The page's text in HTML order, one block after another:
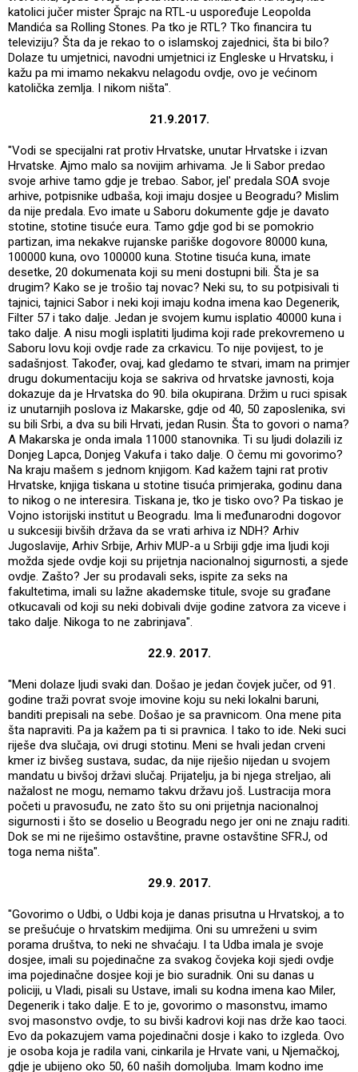
katolici jučer mister Šprajc na RTL-u uspoređuje Leopolda
Mandića sa Rolling Stones. Pa tko je RTL? Tko financira tu
televiziju? Šta da je rekao to o islamskoj zajednici, šta bi bilo?
Dolaze tu umjetnici, navodni umjetnici iz Engleske u Hrvatsku, i
kažu pa mi imamo nekakvu nelagodu ovdje, ovo je većinom
katolička zemlja. I nikom ništa".
21.9.2017.
"Vodi se specijalni rat protiv Hrvatske, unutar Hrvatske i izvan
Hrvatske. Ajmo malo sa novijim arhivama. Je li Sabor predao
svoje arhive tamo gdje je trebao. Sabor, jel' predala SOA svoje
arhive, potpisnike udbaša, koji imaju dosjee u Beogradu? Mislim
da nije predala. Evo imate u Saboru dokumente gdje je davato
stotine, stotine tisuće eura. Tamo gdje god bi se pomokrio
partizan, ima nekakve rujanske pariške dogovore 80000 kuna,
100000 kuna, ovo 100000 kuna. Stotine tisuća kuna, imate
desetke, 20 dokumenata koji su meni dostupni bili. Šta je sa
drugim? Kako se je trošio taj novac? Neki su, to su potpisivali ti
tajnici, tajnici Sabor i neki koji imaju kodna imena kao Degenerik,
Filter 57 i tako dalje. Jedan je svojem kumu isplatio 40000 kuna i
tako dalje. A nisu mogli isplatiti ljudima koji rade prekovremeno u
Saboru lovu koji ovdje rade za crkavicu. To nije povijest, to je
sadašnjost. Također, ovaj, kad gledamo te stvari, imam na primjer
drugu dokumentaciju koja se sakriva od hrvatske javnosti, koja
dokazuje da je Hrvatska do 90. bila okupirana. Držim u ruci spisak
iz unutarnjih poslova iz Makarske, gdje od 40, 50 zaposlenika, svi
su bili Srbi, a dva su bili Hrvati, jedan Rusin. Šta to govori o nama?
A Makarska je onda imala 11000 stanovnika. Ti su ljudi dolazili iz
Donjeg Lapca, Donjeg Vakufa i tako dalje. O čemu mi govorimo?
Na kraju mašem s jednom knjigom. Kad kažem tajni rat protiv
Hrvatske, knjiga tiskana u stotine tisuća primjeraka, godinu dana
to nikog o ne interesira. Tiskana je, tko je tisko ovo? Pa tiskao je
Vojno istorijski institut u Beogradu. Ima li međunarodni dogovor
u sukcesiji bivših država da se vrati arhiva iz NDH? Arhiv
Jugoslavije, Arhiv Srbije, Arhiv MUP-a u Srbiji gdje ima ljudi koji
možda sjede ovdje koji su prijetnja nacionalnoj sigurnosti, a sjede
ovdje. Zašto? Jer su prodavali seks, ispite za seks na
fakultetima, imali su lažne akademske titule, svoje su građane
otkucavali od koji su neki dobivali dvije godine zatvora za viceve i
tako dalje. Nikoga to ne zabrinjava".
22.9. 2017.
"Meni dolaze ljudi svaki dan. Došao je jedan čovjek jučer, od 91.
godine traži povrat svoje imovine koju su neki lokalni baruni,
banditi prepisali na sebe. Došao je sa pravnicom. Ona mene pita
šta napraviti. Pa ja kažem pa ti si pravnica. I tako to ide. Neki suci
riješe dva slučaja, ovi drugi stotinu. Meni se hvali jedan crveni
kmer iz bivšeg sustava, sudac, da nije riješio nijedan u svojem
mandatu u bivšoj državi slučaj. Prijatelju, ja bi njega streljao, ali
nažalost ne mogu, nemamo takvu državu još. Lustracija mora
početi u pravosuđu, ne zato što su oni prijetnja nacionalnoj
sigurnosti i što se doselio u Beogradu nego jer oni ne znaju raditi.
Dok se mi ne riješimo ostavštine, pravne ostavštine SFRJ, od
toga nema ništa".
29.9. 2017.
"Govorimo o Udbi, o Udbi koja je danas prisutna u Hrvatskoj, a to
se prešućuje o hrvatskim medijima. Oni su umreženi u svim
porama društva, to neki ne shvaćaju. I ta Udba imala je svoje
dosjee, imali su pojedinačne za svakog čovjeka koji sjedi ovdje
ima pojedinačne dosjee koji je bio suradnik. Oni su danas u
policiji, u Vladi, pisali su Ustave, imali su kodna imena kao Miler,
Degenerik i tako dalje. E to je, govorimo o masonstvu, imamo
svoj masonstvo ovdje, to su bivši kadrovi koji nas drže kao taoci.
Evo da pokazujem vama pojedinačni dosje i kako to izgleda. Ovo
je osoba koja je radila vani, cinkarila je Hrvate vani, u Njemačkoj,
gdje je ubijeno oko 50, 60 naših domoljuba. Imam kodno ime